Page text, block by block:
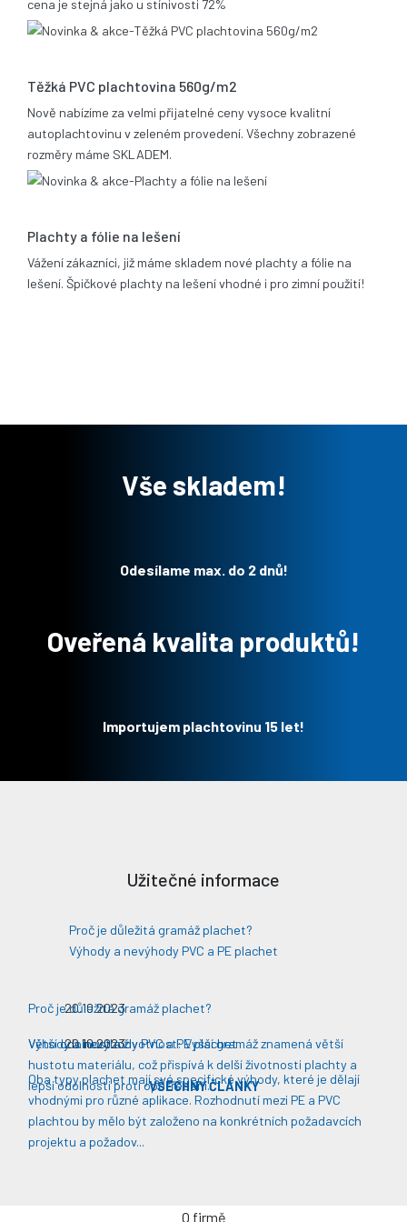
cena je stejná jako u stínivosti 72%
Těžká PVC plachtovina 560g/m2
Nově nabízíme za velmi přijatelné ceny vysoce kvalitní
autoplachtovinu v zeleném provedení. Všechny zobrazené
rozměry máme SKLADEM.
Plachty a fólie na lešení
Vážení zákazníci, již máme skladem nové plachty a fólie na
lešení. Špičkové plachty na lešení vhodné i pro zimní použití!
Vše skladem!
Odesílame max. do 2 dnů!
Oveřená kvalita produktů!
Importujem plachtovinu 15 let!
Užitečné informace
Proč je důležitá gramáž plachet?
Výhody a nevýhody PVC a PE plachet
Proč je důležitá gramáž plachet?
Větší odolnost a životnost: Vyšší gramáž znamená větší
hustotu materiálu, což přispívá k delší životnosti plachty a
lepší odolnosti proti opotřebení​​.
20.10.2023
Výhody a nevýhody PVC a PE plachet
Oba typy plachet mají své specifické výhody, které je dělají
vhodnými pro různé aplikace. Rozhodnutí mezi PE a PVC
plachtou by mělo být založeno na konkrétních požadavcích
projektu a požadov...
20.10.2023
VŠECHNY ČLÁNKY
O firmě